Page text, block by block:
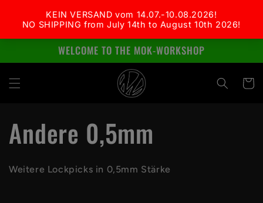
Inhalt
WELCOME TO THE MOK-WORKSHOP
K
a
Andere 0,5mm
Weitere Lockpicks in 0,5mm Stärke